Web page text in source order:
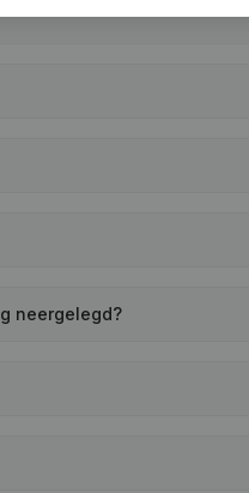
neergelegd?